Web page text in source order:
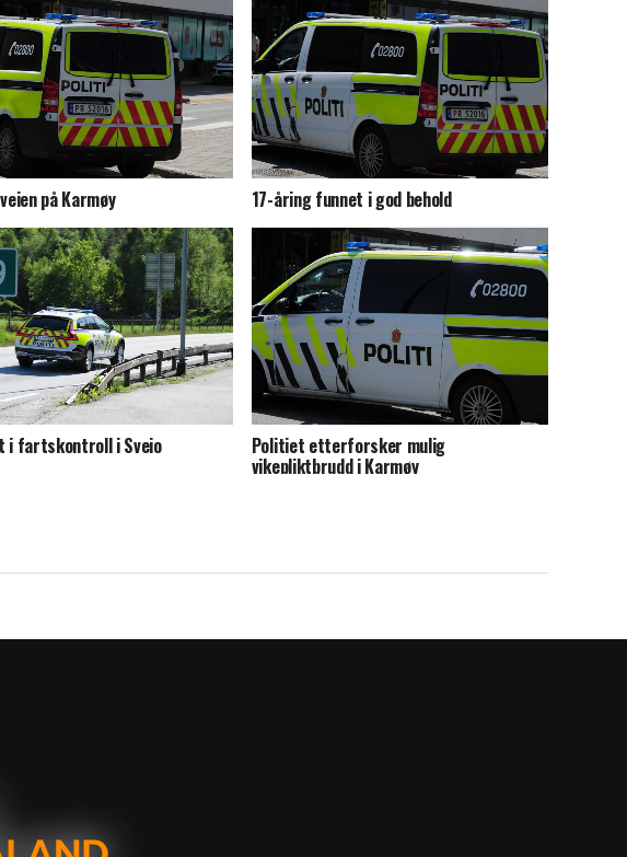
på Karmøy 17-åring funnet i god behold
i fartskontroll i Sveio Politiet etterforsker mulig
vikepliktbrudd i Karmøy